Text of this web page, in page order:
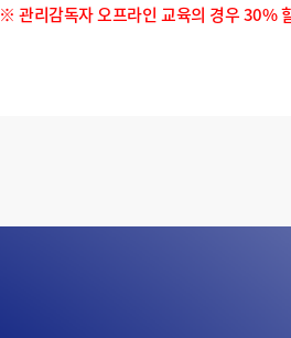
※ 관리감독자 오프라인 교육의 경우 30%